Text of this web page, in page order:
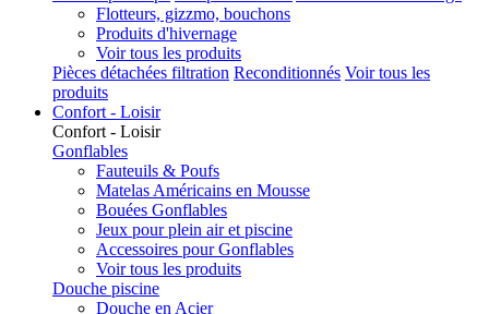
Flotteurs, gizzmo, bouchons
Produits d'hivernage
Voir tous les produits
Pièces détachées filtration Reconditionnés Voir tous les
produits
Confort - Loisir
Confort - Loisir
Gonflables
Fauteuils & Poufs
Matelas Américains en Mousse
Bouées Gonflables
Jeux pour plein air et piscine
Accessoires pour Gonflables
Voir tous les produits
Douche piscine
Douche en Acier